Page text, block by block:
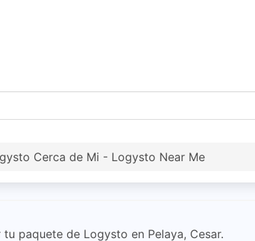
Cerca de Mi - Logysto Near Me
paquete de Logysto en Pelaya, Cesar.